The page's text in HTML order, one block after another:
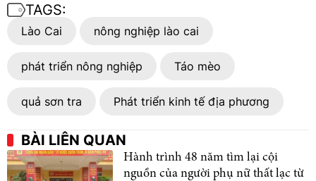
TAGS:
Lào Cai nông nghiệp lào cai
phát triển nông nghiệp Táo mèo
quả sơn tra Phát triển kinh tế địa phương
BÀI LIÊN QUAN
Hành trình 48 năm tìm lại cội
nguồn của người phụ nữ thất lạc từ